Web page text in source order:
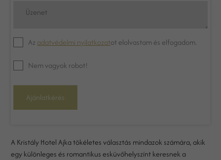
Üzenet
Az adatvédelmi nyilatkozatot elolvastam és elfogadom.
Nem vagyok robot!
Ajánlatkérés
A Kristály Hotel Ajka tökéletes választás mindazok számára, akik
egy különleges és romantikus esküvőhelyszínt keresnek a